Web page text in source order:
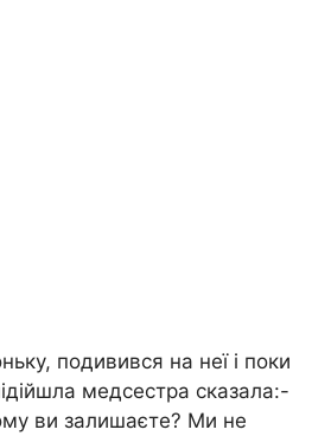
подивився на неї і поки
медсестра сказала:-
ви залишаєте? Ми не